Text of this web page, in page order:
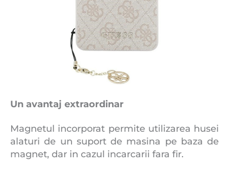
Un avantaj extraordinar
Magnetul incorporat permite utilizarea husei
alaturi de un suport de masina pe baza de
magnet, dar in cazul incarcarii fara fir.